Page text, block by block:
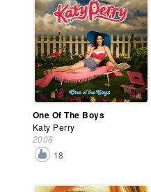
One Of The Boys
Katy Perry
2008
18